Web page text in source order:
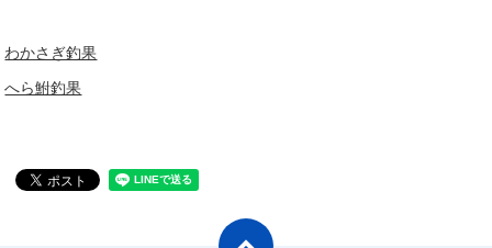
わかさぎ釣果
へら鮒釣果